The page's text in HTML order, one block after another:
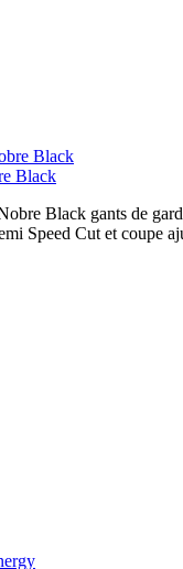
Black
Black gants de
Speed Cut et coupe